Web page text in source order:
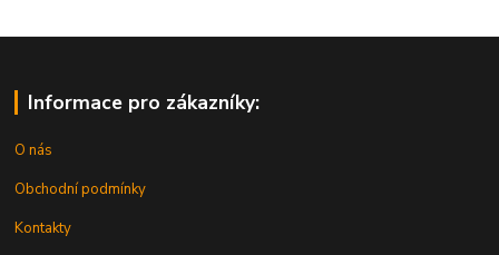
Informace pro zákazníky:
O nás
Obchodní podmínky
Kontakty